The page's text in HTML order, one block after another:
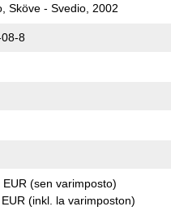
Sköve - Svedio, 2002
8
EUR (sen varimposto)
(inkl. la varimposton)